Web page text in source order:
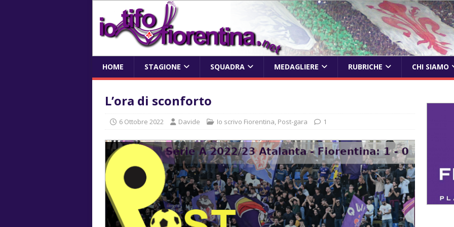
HOME STAGIONE SQUADRA MEDAGLIERE RUBRICHE CHI SIAMO
L’ora di sconforto
6 Ottobre 2022 Davide Io scrivo Fiorentina, Post-gara 1